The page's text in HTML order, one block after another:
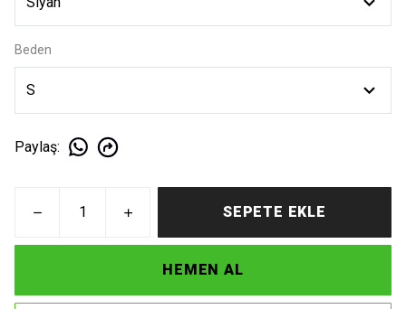
Beden
Paylaş:
SEPETE EKLE
HEMEN AL